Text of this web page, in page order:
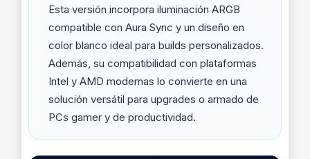
Esta versión incorpora iluminación ARGB
compatible con Aura Sync y un diseño en
color blanco ideal para builds personalizados.
Además, su compatibilidad con plataformas
Intel y AMD modernas lo convierte en una
solución versátil para upgrades o armado de
PCs gamer y de productividad.